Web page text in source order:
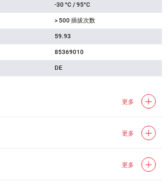
-30 °C / 95°C
> 500 插拔次数
59.93
85369010
DE
更多
更多
更多